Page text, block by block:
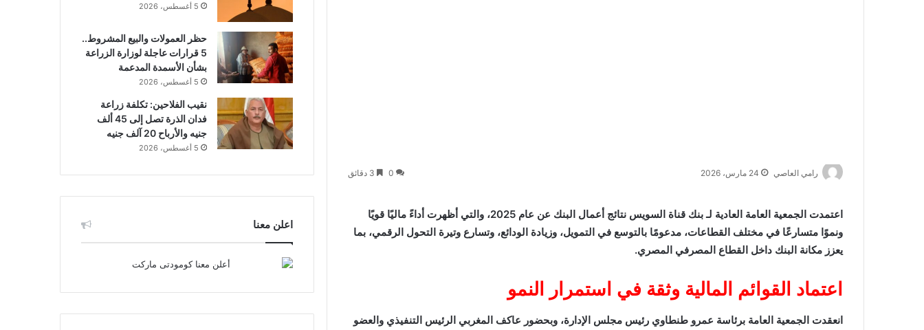
رامي العاصي 24 مارس، 2026 0
اعتمدت الجمعية العامة العادية لـ بنك قناة السويس نتائج أعمال البنك عن عام 2025، والتي أظهرت أداءً ماليًا قويًا
ونموًا متسارعًا في مختلف القطاعات، مدعومًا بالتوسع في التمويل، وزيادة الودائع، وتسارع وتيرة التحول الرقمي، بما
يعزز مكانة البنك داخل القطاع المصرفي المصري.
اعتماد القوائم المالية وثقة في استمرار النمو
انعقدت الجمعية العامة برئاسة عمرو طنطاوي رئيس مجلس الإدارة، وبحضور عاكف المغربي الرئيس التنفيذي والعضو
5 أغسطس، 2026
حظر العمولات والبيع المشروط..
5 قرارات عاجلة لوزارة الزراعة
بشأن الأسمدة المدعمة
5 أغسطس، 2026
نقيب الفلاحين: تكلفة زراعة
فدان الذرة تصل إلى 45 ألف
جنيه والأرباح 20 آلف جنيه
5 أغسطس، 2026
اعلن معنا